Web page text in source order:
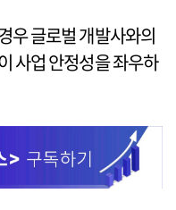
우 글로벌 개발사와의
사업 안정성을 좌우하